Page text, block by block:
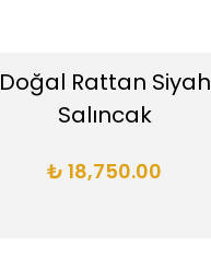
Doğal Rattan Siyah
Salıncak
₺ 18,750.00